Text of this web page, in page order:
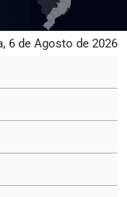
6 de Agosto de 2026